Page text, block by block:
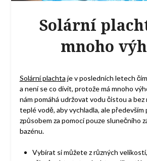
Solární
mnoho
Solární plachta je v posledních letech
a není se co divit, protože má mnoho
nám pomáhá udržovat vodu čistou a
teplé vodě, aby vychladla, ale především
způsobem za pomocí pouze slunečního
bazénu.
Vybírat si můžete z různých